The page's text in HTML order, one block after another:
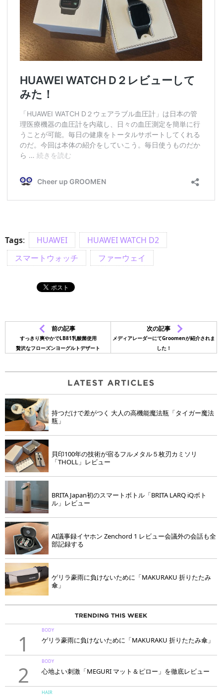
Tags: HUAWEI
HUAWEI WATCH D2
スマートウォッチ
ファーウェイ
前の記事
すっきり爽やかでLB81乳酸菌使用
贅沢なフローズンヨーグルトデザート
次の記事
メディアレーダーにてGroomenが紹介されま
した！
持つだけで差がつく 大人の高機能魔法瓶「タイガー魔法
瓶」
貝印100年の技術が宿るフルメタル５枚刃カミソリ
「THOLL」レビュー
BRITA Japan初のスマートボトル「BRITA LARQ iQボト
ル」レビュー
AI議事録イヤホン Zenchord 1 レビュー会議外の会話も全
部記録する
ゲリラ豪雨に負けないために「MAKURAKU 折りたたみ
傘」
1
BODY
ゲリラ豪雨に負けないために「MAKURAKU 折りたたみ傘」
2
BODY
心地よい刺激「MEGURI マット＆ピロー」を徹底レビュー
HAIR